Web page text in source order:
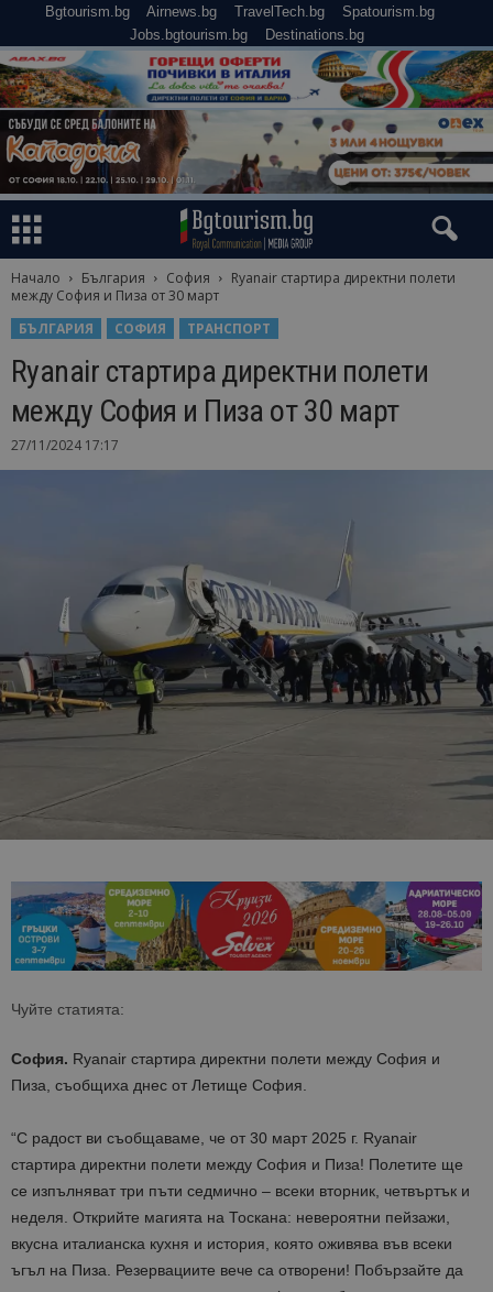
Bgtourism.bg Airnews.bg TravelTech.bg
Spatourism.bg
Jobs.bgtourism.bg
Destinations.bg
Начало България София
Ryanair стартира директни полети
между София и Пиза от 30 март
БЪЛГАРИЯ
СОФИЯ ТРАНСПОРТ
Ryanair стартира директни полети
между София и Пиза от 30 март
27/11/2024 17:17
Чуйте статията:
София. Ryanair стартира директни полети между София и
Пиза, съобщиха днес от Летище София.
“С радост ви съобщаваме, че от 30 март 2025 г. Ryanair
стартира директни полети между София и Пиза! Полетите ще
се изпълняват три пъти седмично – всеки вторник, четвъртък и
неделя. Открийте магията на Тоскана: невероятни пейзажи,
вкусна италианска кухня и история, която оживява във всеки
ъгъл на Пиза. Резервациите вече са отворени! Побързайте да